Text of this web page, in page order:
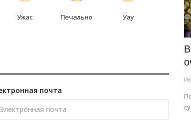
Ужас Печально Уау
почта
Жители региона стремятся в срок исполнять свои
обязанности.